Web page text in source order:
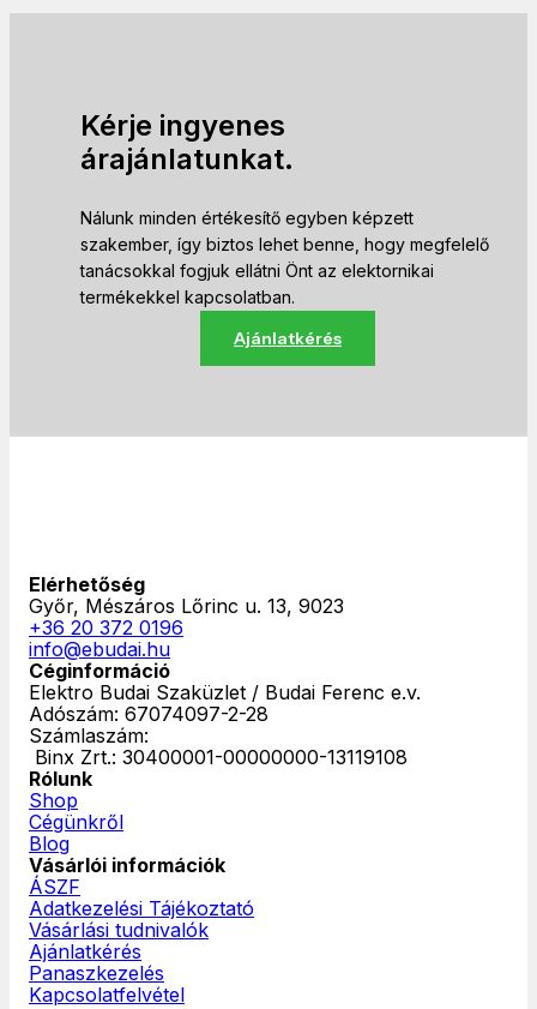
Kérje ingyenes
árajánlatunkat.
Nálunk minden értékesítő egyben képzett
szakember, így biztos lehet benne, hogy megfelelő
tanácsokkal fogjuk ellátni Önt az elektornikai
termékekkel kapcsolatban.
Ajánlatkérés
Elérhetőség
Győr, Mészáros Lőrinc u. 13, 9023
+36 20 372 0196
info@ebudai.hu
Céginformáció
Elektro Budai Szaküzlet / Budai Ferenc e.v.
Adószám: 67074097-2-28
Számlaszám:
‎ Binx Zrt.: 30400001-00000000-13119108
Rólunk
Shop
Cégünkről
Blog
Vásárlói információk
ÁSZF
Adatkezelési Tájékoztató
Vásárlási tudnivalók
Ajánlatkérés
Panaszkezelés
Kapcsolatfelvétel